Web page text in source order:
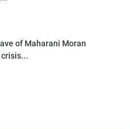
of Maharani Moran